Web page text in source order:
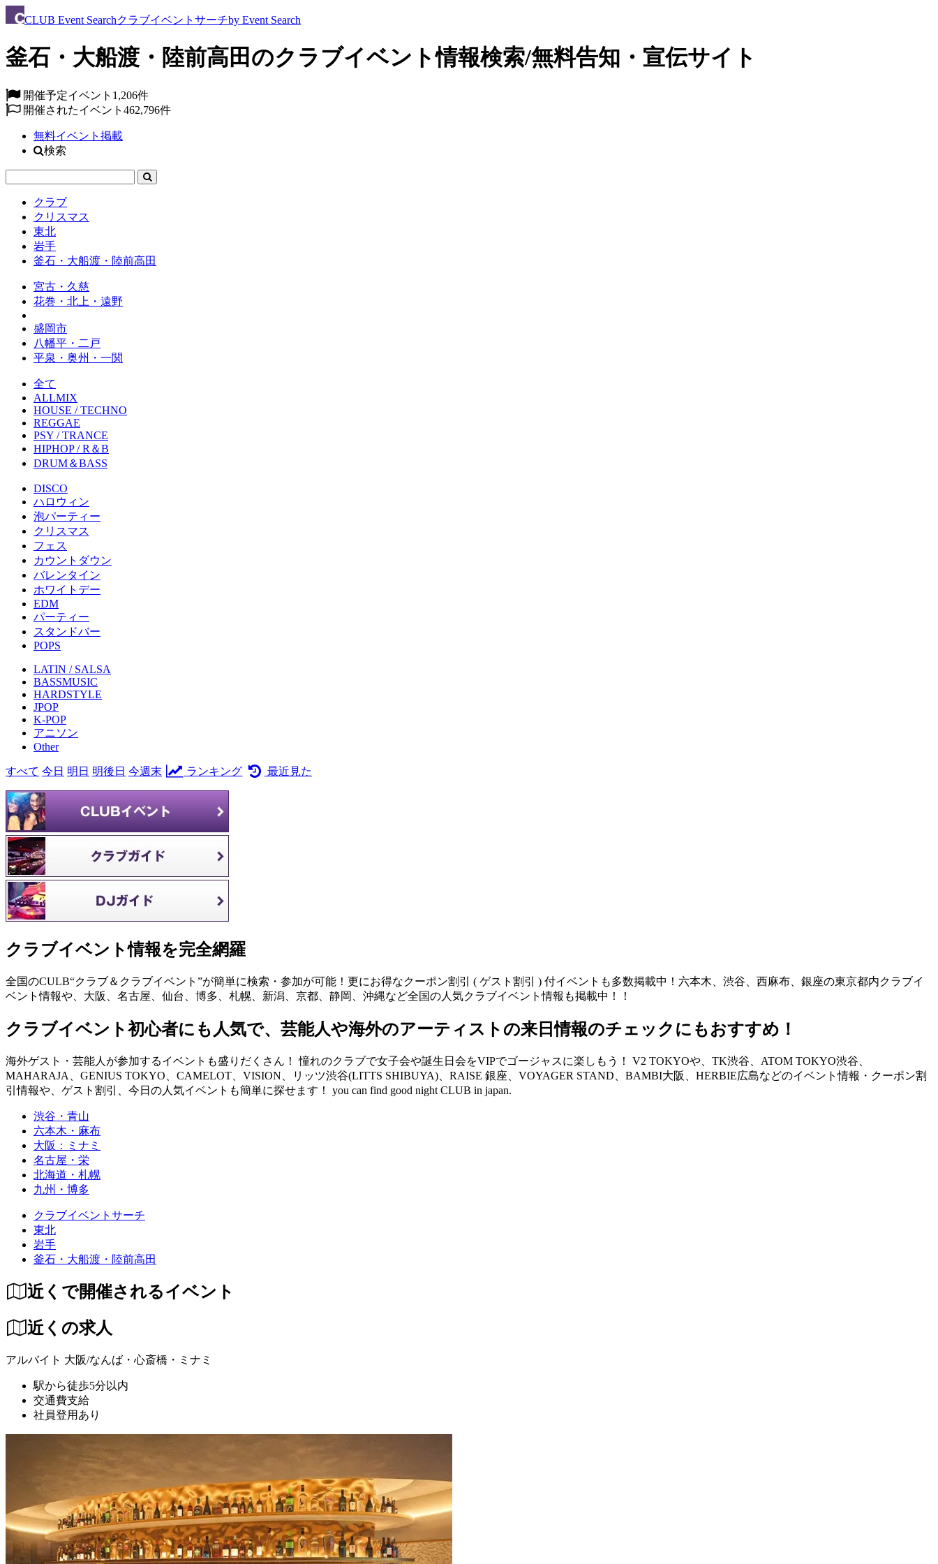
CLUB Event Searchクラブイベントサーチby Event Search
釜石・大船渡・陸前高田のクラブイベント情報検索/無料告知・宣伝サイト
開催予定イベント 1,206件
開催されたイベント 462,796件
無料イベント掲載
検索
クラブ
クリスマス
東北
岩手
釜石・大船渡・陸前高田
宮古・久慈
花巻・北上・遠野
盛岡市
八幡平・二戸
平泉・奥州・一関
全て
ALLMIX
HOUSE / TECHNO
REGGAE
PSY / TRANCE
HIPHOP / R＆B
DRUM＆BASS
DISCO
ハロウィン
泡パーティー
クリスマス
フェス
カウントダウン
バレンタイン
ホワイトデー
EDM
パーティー
スタンドバー
POPS
LATIN / SALSA
BASSMUSIC
HARDSTYLE
JPOP
K-POP
アニソン
Other
すべて 今日 明日 明後日 今週末 ランキング 最近見た
クラブイベント情報を完全網羅
全国のCULB“クラブ＆クラブイベント”が簡単に検索・参加が可能！更にお得なクーポン割引 ( ゲスト割引 ) 付イベントも多数掲載中！六本木、渋谷、西麻布、銀座の東京都内クラブイ
ベント情報や、大阪、名古屋、仙台、博多、札幌、新潟、京都、静岡、沖縄など全国の人気クラブイベント情報も掲載中！！
クラブイベント初心者にも人気で、芸能人や海外のアーティストの来日情報のチェックにもおすすめ！
海外ゲスト・芸能人が参加するイベントも盛りだくさん！ 憧れのクラブで女子会や誕生日会をVIPでゴージャスに楽しもう！ V2 TOKYOや、TK渋谷、ATOM TOKYO渋谷、
MAHARAJA、GENIUS TOKYO、CAMELOT、VISION、リッツ渋谷(LITTS SHIBUYA)、RAISE 銀座、VOYAGER STAND、BAMBI大阪、HERBIE広島などのイベント情報・クーポン割
引情報や、ゲスト割引、今日の人気イベントも簡単に探せます！ you can find good night CLUB in japan.
渋谷・青山
六本木・麻布
大阪：ミナミ
名古屋・栄
北海道・札幌
九州・博多
クラブイベントサーチ
東北
岩手
釜石・大船渡・陸前高田
近くで開催されるイベント
近くの求人
アルバイト 大阪/なんば・心斎橋・ミナミ
駅から徒歩5分以内
交通費支給
社員登用あり